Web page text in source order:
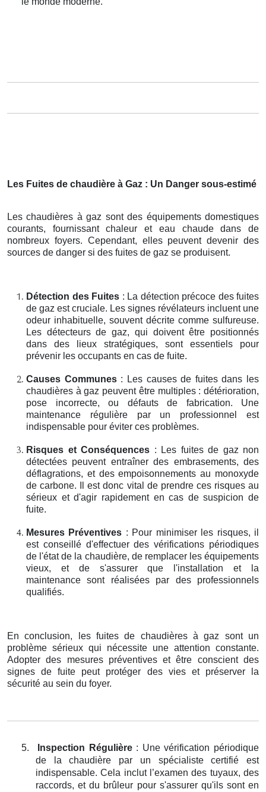
Les Fuites de chaudière à Gaz : Un Danger sous-estimé
Les chaudières à gaz sont des équipements domestiques
courants, fournissant chaleur et eau chaude dans de
nombreux foyers. Cependant, elles peuvent devenir des
sources de danger si des fuites de gaz se produisent.
Détection des Fuites : La détection précoce des fuites
de gaz est cruciale. Les signes révélateurs incluent une
odeur inhabituelle, souvent décrite comme sulfureuse.
Les détecteurs de gaz, qui doivent être positionnés
dans des lieux stratégiques, sont essentiels pour
prévenir les occupants en cas de fuite.
Causes Communes: Les causes de fuites dans les
chaudières à gaz peuvent être multiples : détérioration,
pose incorrecte, ou défauts de fabrication. Une
maintenance régulière par un professionnel est
indispensable pour éviter ces problèmes.
Risques et Conséquences : Les fuites de gaz non
détectées peuvent entraîner des embrasements, des
déflagrations, et des empoisonnements au monoxyde
de carbone. Il est donc vital de prendre ces risques au
sérieux et d'agir rapidement en cas de suspicion de
fuite.
Mesures Préventives : Pour minimiser les risques, il
est conseillé d'effectuer des vérifications périodiques
de l'état de la chaudière, de remplacer les équipements
vieux, et de s'assurer que l'installation et la
maintenance sont réalisées par des professionnels
qualifiés.
En conclusion, les fuites de chaudières à gaz sont un
problème sérieux qui nécessite une attention constante.
Adopter des mesures préventives et être conscient des
signes de fuite peut protéger des vies et préserver la
sécurité au sein du foyer.
5. Inspection Régulière: Une vérification périodique
de la chaudière par un spécialiste certifié est
indispensable. Cela inclut l’examen des tuyaux, des
raccords, et du brûleur pour s'assurer qu'ils sont en